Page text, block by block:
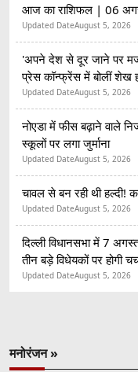
आज का राशिफल | 06
Updated DateAugust 5, 2026
'अपने देश से दूर जाने पर
प्रेस कॉन्फ्रेंस में बोलीं शेख
Updated DateAugust 5, 2026
नोएडा में फीस बढ़ाने वाले
स्कूलों पर लगा जुर्माना
Updated DateAugust 5, 2026
चावल से बन रही थी हल्दी!
Updated DateAugust 5, 2026
दिल्ली विधानसभा में 7
तीन बड़े विधेयकों पर होगी
Updated DateAugust 5, 2026
मनोरंजन »